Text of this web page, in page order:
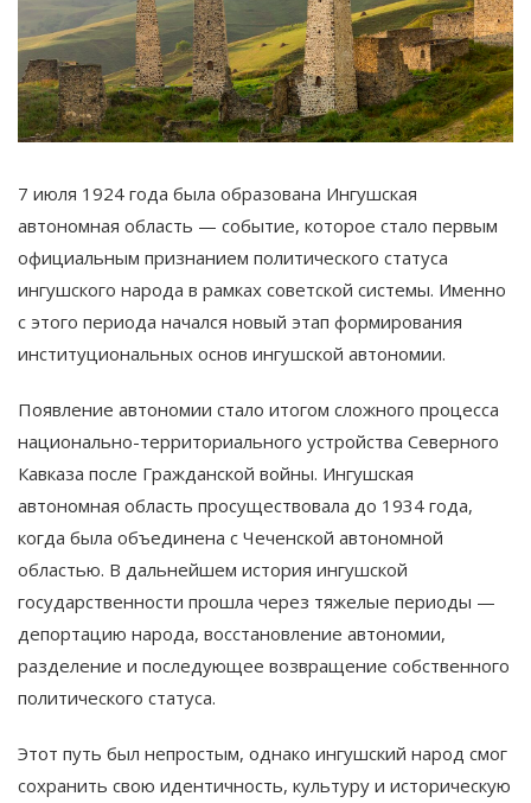
7 июля 1924 года была образована Ингушская
автономная область — событие, которое стало первым
официальным признанием политического статуса
ингушского народа в рамках советской системы. Именно
с этого периода начался новый этап формирования
институциональных основ ингушской автономии.
Появление автономии стало итогом сложного процесса
национально-территориального устройства Северного
Кавказа после Гражданской войны. Ингушская
автономная область просуществовала до 1934 года,
когда была объединена с Чеченской автономной
областью. В дальнейшем история ингушской
государственности прошла через тяжелые периоды —
депортацию народа, восстановление автономии,
разделение и последующее возвращение собственного
политического статуса.
Этот путь был непростым, однако ингушский народ смог
сохранить свою идентичность, культуру и историческую